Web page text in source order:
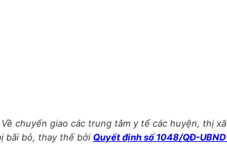
chuyển giao các trung tâm y tế các huyện, thị
bãi bỏ, thay thế bởi Quyết định số 1048/QĐ-